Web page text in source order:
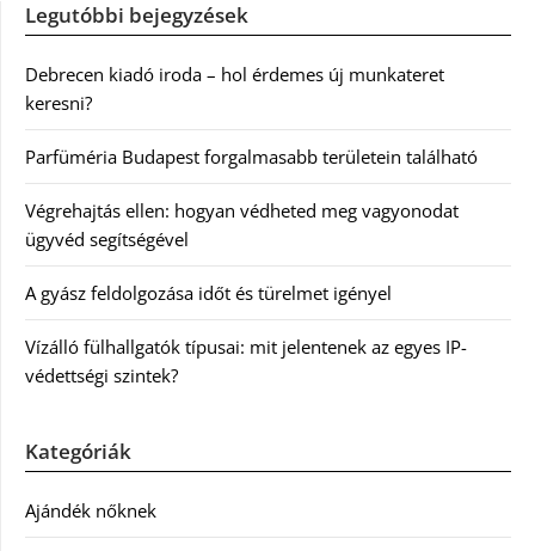
Legutóbbi bejegyzések
Debrecen kiadó iroda – hol érdemes új munkateret
keresni?
Parfüméria Budapest forgalmasabb területein található
Végrehajtás ellen: hogyan védheted meg vagyonodat
ügyvéd segítségével
A gyász feldolgozása időt és türelmet igényel
Vízálló fülhallgatók típusai: mit jelentenek az egyes IP-
védettségi szintek?
Kategóriák
Ajándék nőknek